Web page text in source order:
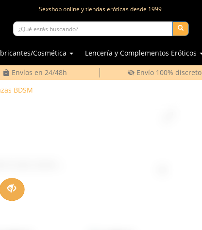
Sexshop online y tiendas eróticas desde 1999
Cosmética Lencería y Complementos Eróticos
Envíos en 24/48h Envío 100% discreto
BDSM